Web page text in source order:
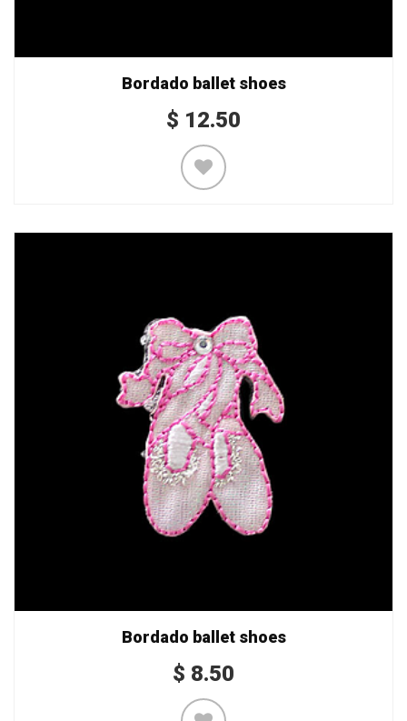
Bordado ballet shoes
$ 12.50
Bordado ballet shoes
$ 8.50